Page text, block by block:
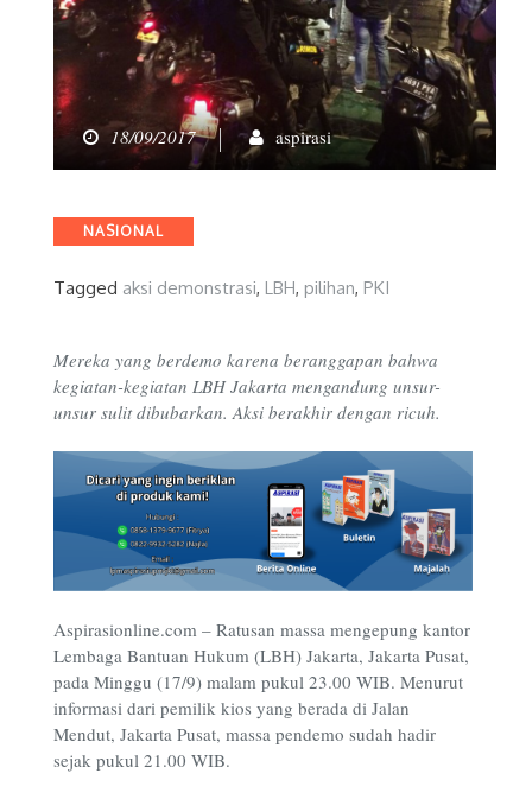
18/09/2017 aspirasi
Categories
NASIONAL
Tagged aksi demonstrasi, LBH, pilihan, PKI
Mereka yang berdemo karena beranggapan bahwa
kegiatan-kegiatan LBH Jakarta mengandung unsur-
unsur sulit dibubarkan. Aksi berakhir dengan ricuh.
Aspirasionline.com – Ratusan massa mengepung kantor
Lembaga Bantuan Hukum (LBH) Jakarta, Jakarta Pusat,
pada Minggu (17/9) malam pukul 23.00 WIB. Menurut
informasi dari pemilik kios yang berada di Jalan
Mendut, Jakarta Pusat, massa pendemo sudah hadir
sejak pukul 21.00 WIB.